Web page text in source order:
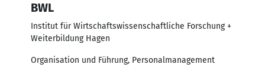
BWL
Institut für Wirtschaftswissenschaftliche Forschung +
Weiterbildung Hagen
Organisation und Führung, Personalmanagement